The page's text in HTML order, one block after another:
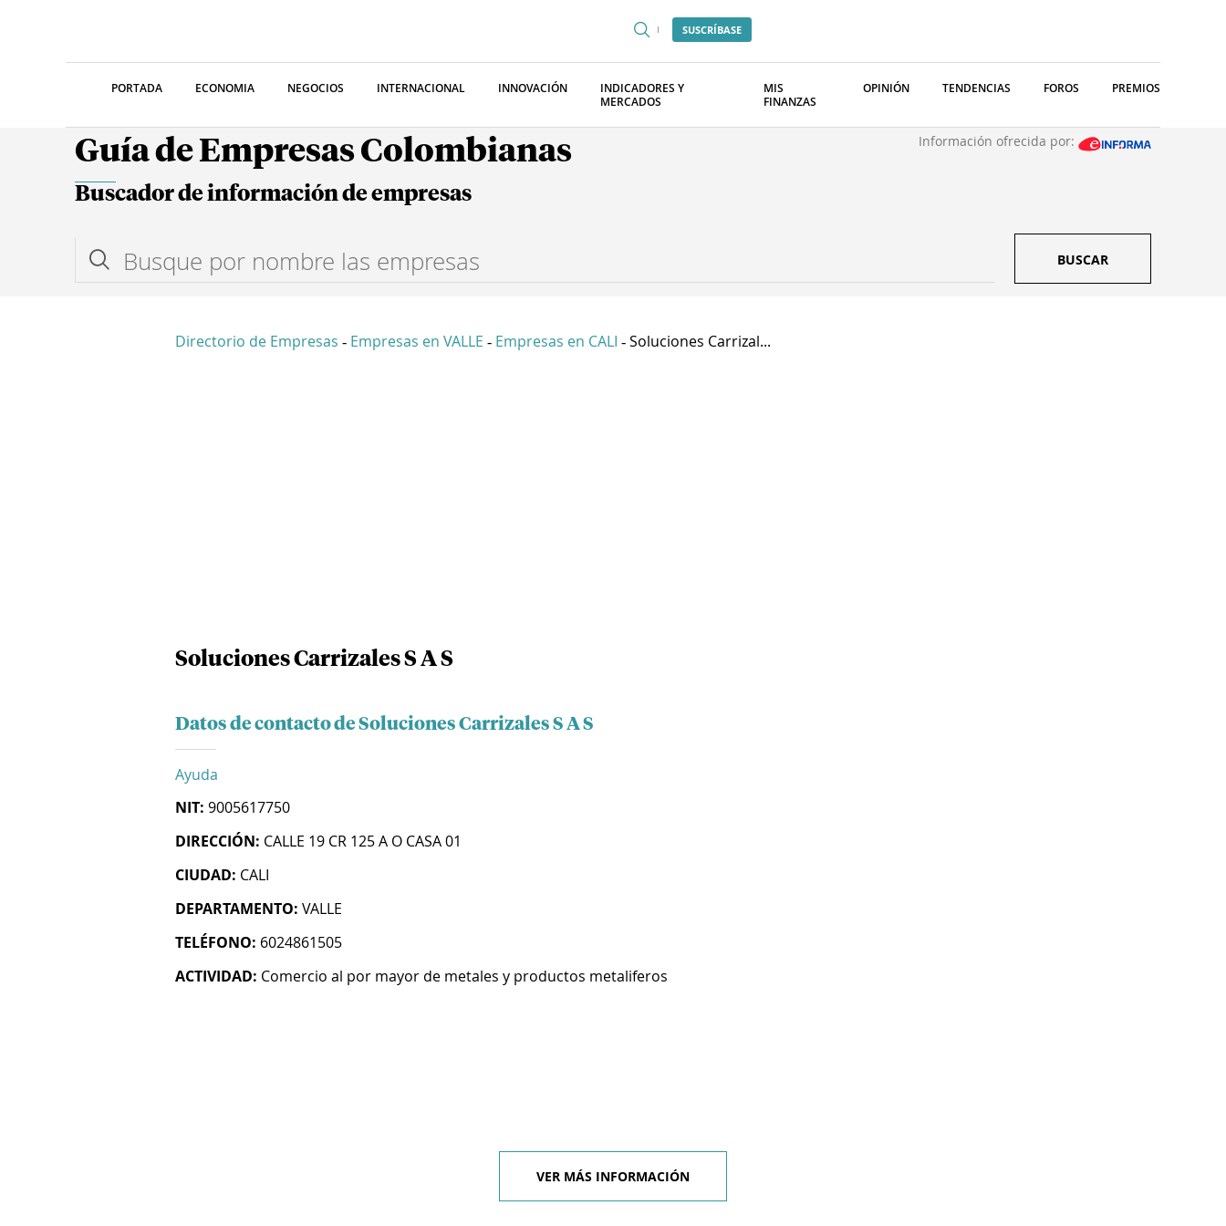
SUSCRÍBASE
PORTADA ECONOMIA NEGOCIOS INTERNACIONAL INNOVACIÓN
INDICADORES Y
MERCADOS
MIS
FINANZAS
OPINIÓN TENDENCIAS FOROS PREMIOS
Guía de Empresas Colombianas Información ofrecida por:
Buscador de información de empresas
BUSCAR
Directorio de Empresas - Empresas en VALLE - Empresas en CALI - Soluciones Carrizal...
Soluciones Carrizales S A S
Datos de contacto de Soluciones Carrizales S A S
Ayuda
NIT: 9005617750
DIRECCIÓN: CALLE 19 CR 125 A O CASA 01
CIUDAD: CALI
DEPARTAMENTO: VALLE
TELÉFONO: 6024861505
ACTIVIDAD: Comercio al por mayor de metales y productos metaliferos
VER MÁS INFORMACIÓN